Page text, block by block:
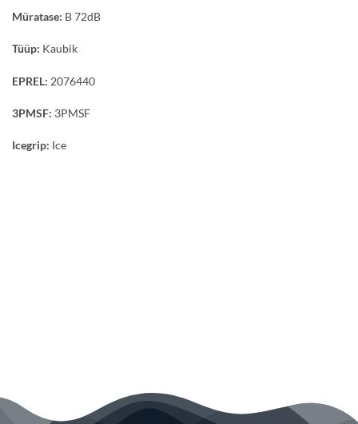
Müratase: B 72dB
Tüüp: Kaubik
EPREL: 2076440
3PMSF: 3PMSF
Icegrip: Ice